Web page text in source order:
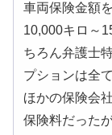
車両保険金額
10,000キロ～
ちろん弁護士
プションは全
ほかの保険会
保険料だった